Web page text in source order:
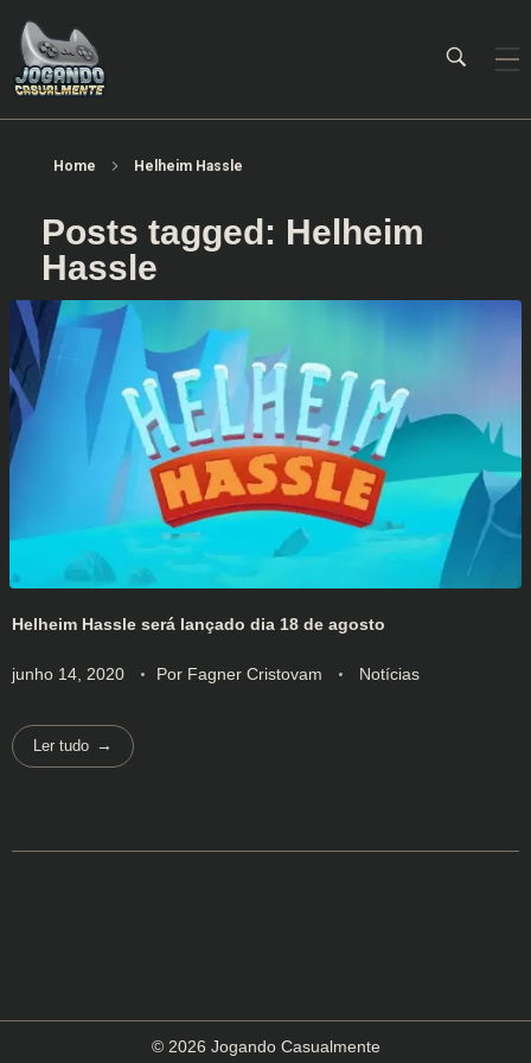
Home Helheim Hassle
Posts tagged: Helheim
Hassle
Helheim Hassle será lançado dia 18 de agosto
junho 14, 2020 Por Fagner Cristovam Notícias
Ler tudo
© 2026 Jogando Casualmente